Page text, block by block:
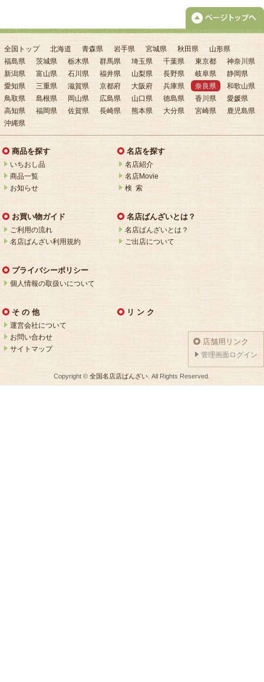
全国トップ 北海道 青森県 岩手県 宮城県 秋田県
山形県
福島県
茨城県 栃木県 群馬県 埼玉県 千葉県 東京都
神奈川県
新潟県
富山県 石川県 福井県 山梨県 長野県 岐阜県
静岡県
愛知県
三重県 滋賀県 京都府 大阪府 兵庫県 奈良県
和歌山県
鳥取県
島根県 岡山県 広島県 山口県 徳島県 香川県
愛媛県
高知県
福岡県 佐賀県 長崎県 熊本県 大分県 宮崎県
鹿児島県
沖縄県
商品を探す
いちおし品
商品一覧
お知らせ
名店を探す
名店紹介
名店Movie
検 索
お買い物ガイド
ご利用の流れ
名店ばんざい利用規約
名店ばんざいとは？
名店ばんざいとは？
ご出店について
プライバシーポリシー
個人情報の取扱いについて
そ の 他
運営会社について
お問い合わせ
サイトマップ
リ ン ク
店舗用リンク
管理画面ログイン
Copyright ©全国名店店ばんざい . All Rights Reserved.